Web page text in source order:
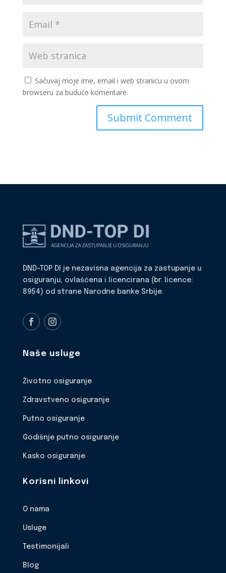
Sačuvaj moje ime, email i web stranicu u ovom
browseru za buduće komentare.
DND-TOP DI je nezavisna agencija za zastupanje u
osiguranju, ovlašćena i licencirana (br. licence:
8954) od strane Narodne banke Srbije.
Naše usluge
Životno osiguranje
Zdravstveno osiguranje
Putno osiguranje
Godišnje putno osiguranje
Kasko osiguranje
Korisni linkovi
O nama
Usluge
Testimonijali
Blog